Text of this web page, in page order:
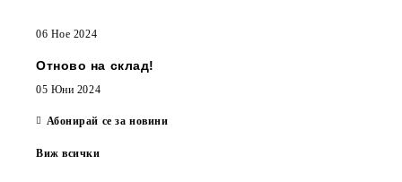
06 Ное 2024
Отново на склад!
05 Юни 2024
Абонирай се за новини
Виж всички